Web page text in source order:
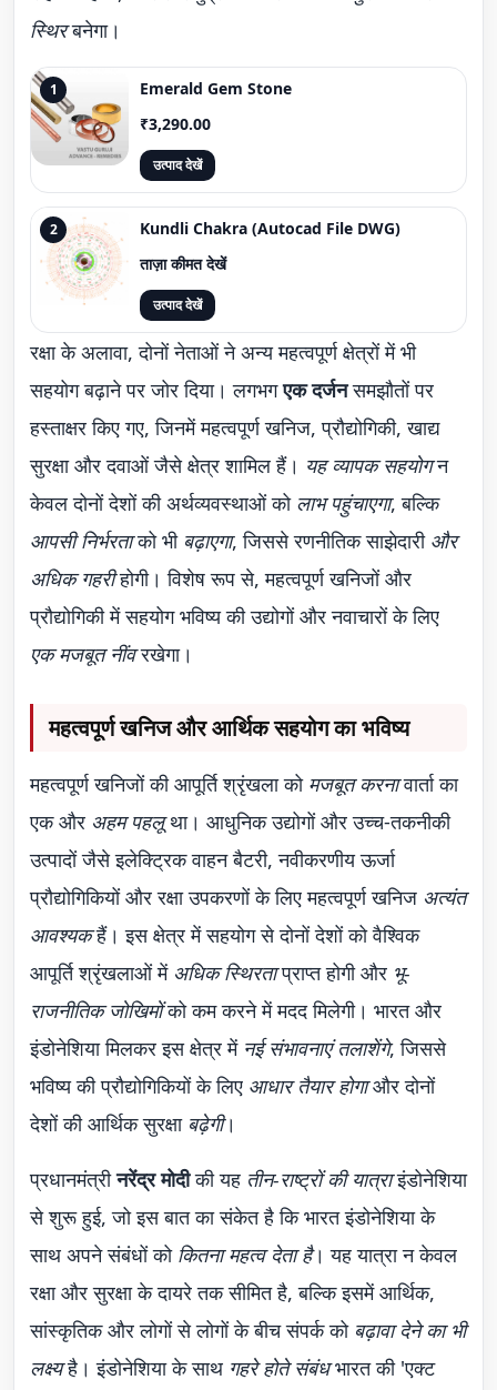
स्थिरबनेगा।
1
Emerald Gem Stone
₹3,290.00
उत्पाद देखें
2
Kundli Chakra (Autocad File DWG)
ताज़ा कीमत देखें
उत्पाद देखें
रक्षा के अलावा, दोनों नेताओं ने अन्य महत्वपूर्ण क्षेत्रों में भी
सहयोग बढ़ाने पर जोर दिया। लगभगएक दर्जनसमझौतों पर
हस्ताक्षर किए गए, जिनमें महत्वपूर्ण खनिज, प्रौद्योगिकी, खाद्य
सुरक्षा और दवाओं जैसे क्षेत्र शामिल हैं। यह व्यापक सहयोगन
केवल दोनों देशों की अर्थव्यवस्थाओं को लाभ पहुंचाएगा, बल्कि
आपसी निर्भरताको भी बढ़ाएगा, जिससे रणनीतिक साझेदारी और
अधिक गहरीहोगी। विशेष रूप से, महत्वपूर्ण खनिजों और
प्रौद्योगिकी में सहयोग भविष्य की उद्योगों और नवाचारों के लिए
एक मजबूत नींवरखेगा।
महत्वपूर्ण खनिज और आर्थिक सहयोग का भविष्य
महत्वपूर्ण खनिजों की आपूर्ति श्रृंखला को मजबूत करनावार्ता का
एक और अहम पहलूथा। आधुनिक उद्योगों और उच्च-तकनीकी
उत्पादों जैसे इलेक्ट्रिक वाहन बैटरी, नवीकरणीय ऊर्जा
प्रौद्योगिकियों और रक्षा उपकरणों के लिए महत्वपूर्ण खनिज अत्यंत
आवश्यकहैं। इस क्षेत्र में सहयोग से दोनों देशों को वैश्विक
आपूर्ति श्रृंखलाओं में अधिक स्थिरताप्राप्त होगी और भू-
राजनीतिक जोखिमोंको कम करने में मदद मिलेगी। भारत और
इंडोनेशिया मिलकर इस क्षेत्र में नई संभावनाएं तलाशेंगे, जिससे
भविष्य की प्रौद्योगिकियों के लिए आधार तैयार होगाऔर दोनों
देशों की आर्थिक सुरक्षा बढ़ेगी।
प्रधानमंत्रीनरेंद्र मोदीकी यह तीन-राष्ट्रों की यात्राइंडोनेशिया
से शुरू हुई, जो इस बात का संकेत है कि भारत इंडोनेशिया के
साथ अपने संबंधों को कितना महत्व देता है। यह यात्रा न केवल
रक्षा और सुरक्षा के दायरे तक सीमित है, बल्कि इसमें आर्थिक,
सांस्कृतिक और लोगों से लोगों के बीच संपर्क को बढ़ावा देने का भी
लक्ष्यहै। इंडोनेशिया के साथ गहरे होते संबंधभारत की 'एक्ट